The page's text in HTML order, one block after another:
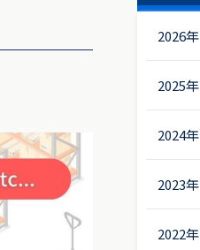
2026年
2025年
2024年
2023年
2022年